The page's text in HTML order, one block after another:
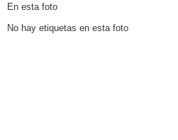
En esta foto
No hay etiquetas en esta foto